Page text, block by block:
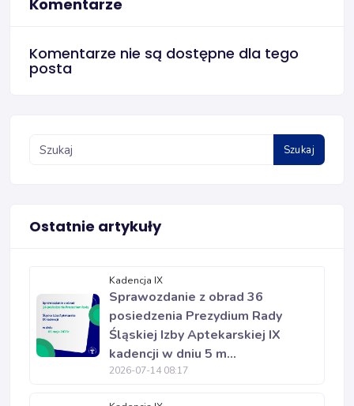
Komentarze
Komentarze nie są dostępne dla tego
posta
Szukaj
Ostatnie artykuły
Kadencja IX
Sprawozdanie z obrad 36
posiedzenia Prezydium Rady
Śląskiej Izby Aptekarskiej IX
kadencji w dniu 5 m...
2026-07-14 08:17